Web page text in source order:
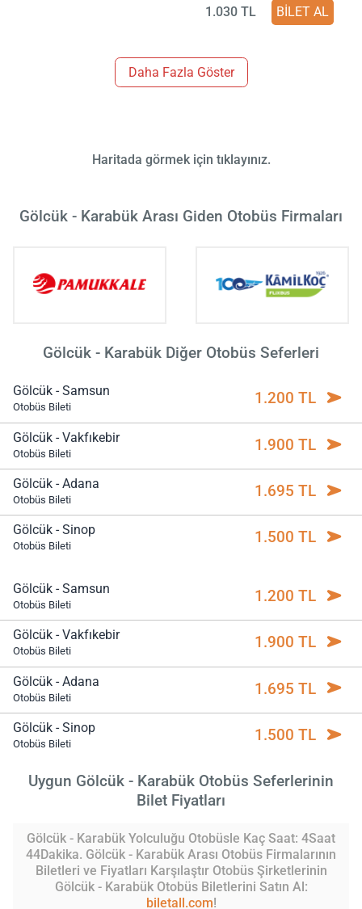
1.030 TL BİLET AL
Daha Fazla Göster
Haritada görmek için tıklayınız.
Gölcük - Karabük Arası Giden Otobüs Firmaları
Gölcük - Karabük Diğer Otobüs Seferleri
Gölcük - Samsun
Otobüs Bileti 1.200 TL
Gölcük - Vakfıkebir
Otobüs Bileti 1.900 TL
Gölcük - Adana
Otobüs Bileti 1.695 TL
Gölcük - Sinop
Otobüs Bileti 1.500 TL
Gölcük - Samsun
Otobüs Bileti 1.200 TL
Gölcük - Vakfıkebir
Otobüs Bileti 1.900 TL
Gölcük - Adana
Otobüs Bileti 1.695 TL
Gölcük - Sinop
Otobüs Bileti 1.500 TL
Uygun Gölcük - Karabük Otobüs Seferlerinin
Bilet Fiyatları
Gölcük - Karabük Yolculuğu Otobüsle Kaç Saat: 4Saat
44Dakika. Gölcük - Karabük Arası Otobüs Firmalarının
Biletleri ve Fiyatları Karşılaştır Otobüs Şirketlerinin
Gölcük - Karabük Otobüs Biletlerini Satın Al:
biletall.com!